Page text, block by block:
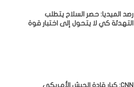
رصد الميديا: حصر السلاح يتطلب
التهدئة كي لا يتحول إلى اختبار قوة
CNN: كبار قادة الجيش الأمريكي